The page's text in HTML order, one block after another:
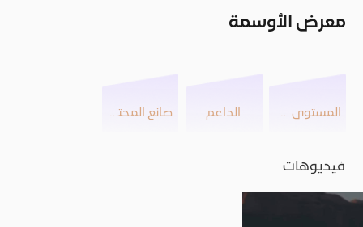
معرض الأوسمة
المستوى 43 الداعم صانع المحتوى
فيديوهات